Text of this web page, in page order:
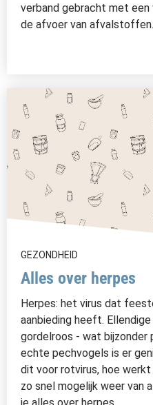
verband gebracht met een
de afvoer van afvalstoffen.
GEZONDHEID
Alles over herpes
Herpes: het virus dat
aanbieding heeft.
gordelroos - wat bijzonder
echte pechvogels is er
dit voor rotvirus, hoe
zo snel mogelijk weer van